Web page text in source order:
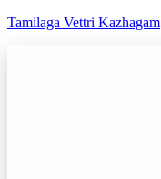
Tamilaga Vettri Kazhagam